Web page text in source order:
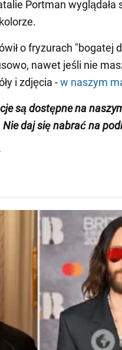
Portman wyglądała
o fryzurach "bogatej
nawet jeśli nie
i zdjęcia -w naszym
są dostępne na
Nie daj się nabrać na